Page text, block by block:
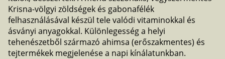
Krisna-völgyi zöldségek és gabonafélék
felhasználásával készül tele valódi vitaminokkal és
ásványi anyagokkal. Különlegesség a helyi
tehenészetből származó ahimsa (erőszakmentes) és
tejtermékek megjelenése a napi kínálatunkban.